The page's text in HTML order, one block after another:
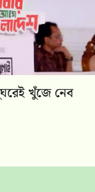
খুঁজে নেব